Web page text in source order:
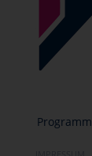
Programm